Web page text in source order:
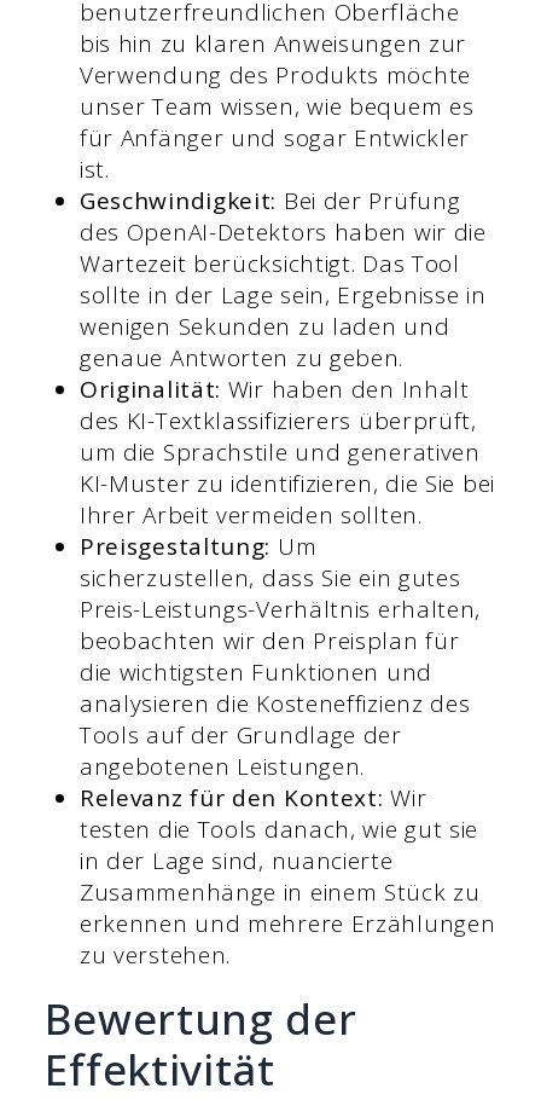
benutzerfreundlichen Oberfläche
bis hin zu klaren Anweisungen zur
Verwendung des Produkts möchte
unser Team wissen, wie bequem es
für Anfänger und sogar Entwickler
ist.
Geschwindigkeit: Bei der Prüfung
des OpenAI-Detektors haben wir die
Wartezeit berücksichtigt. Das Tool
sollte in der Lage sein, Ergebnisse in
wenigen Sekunden zu laden und
genaue Antworten zu geben.
Originalität: Wir haben den Inhalt
des KI-Textklassifizierers überprüft,
um die Sprachstile und generativen
KI-Muster zu identifizieren, die Sie bei
Ihrer Arbeit vermeiden sollten.
Preisgestaltung: Um
sicherzustellen, dass Sie ein gutes
Preis-Leistungs-Verhältnis erhalten,
beobachten wir den Preisplan für
die wichtigsten Funktionen und
analysieren die Kosteneffizienz des
Tools auf der Grundlage der
angebotenen Leistungen.
Relevanz für den Kontext:Wir
testen die Tools danach, wie gut sie
in der Lage sind, nuancierte
Zusammenhänge in einem Stück zu
erkennen und mehrere Erzählungen
zu verstehen.
Bewertung der
Effektivität